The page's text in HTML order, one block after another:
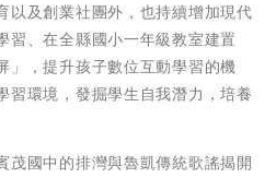
以及創業社團外，也持續增加現代
習、在全縣國小一年級教室建置
」，提升孩子數位互動學習的機
習環境，發掘學生自我潛力，培養
茂國中的排灣與魯凱傳統歌謠揭開